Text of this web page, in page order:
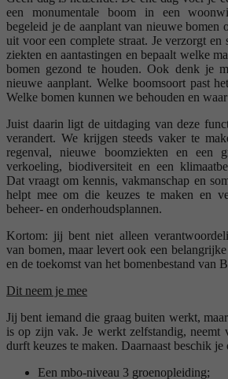
een monumentale boom in een
begeleid je de aanplant van nieuwe bomen
uit voor een complete straat. Je verzorgt en
ziekten en aantastingen en bepaalt welke
bomen gezond te houden. Ook denk je
nieuwe aanplant. Welke boomsoort past
Welke bomen kunnen we behouden en
Juist daarin ligt de uitdaging van deze
verandert. We krijgen steeds vaker te
regenval, nieuwe boomziekten en een
verkoeling, biodiversiteit en een
Dat vraagt om kennis, vakmanschap en
helpt mee om die keuzes te maken en
beheer- en onderhoudsplannen.
Kortom: jij bent niet alleen
van bomen, maar levert ook een
en de toekomst van het bomenbestand van
Dit neem je mee
Jij bent iemand die graag buiten werkt,
is op zijn vak. Je werkt zelfstandig, neemt
durft keuzes te maken. Daarnaast beschik je
Een mbo-niveau 3 groenopleiding;